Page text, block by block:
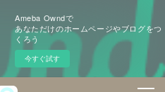
Ameba Owndで
あなただけのホームページやブログをつ
くろう
今すぐ試す